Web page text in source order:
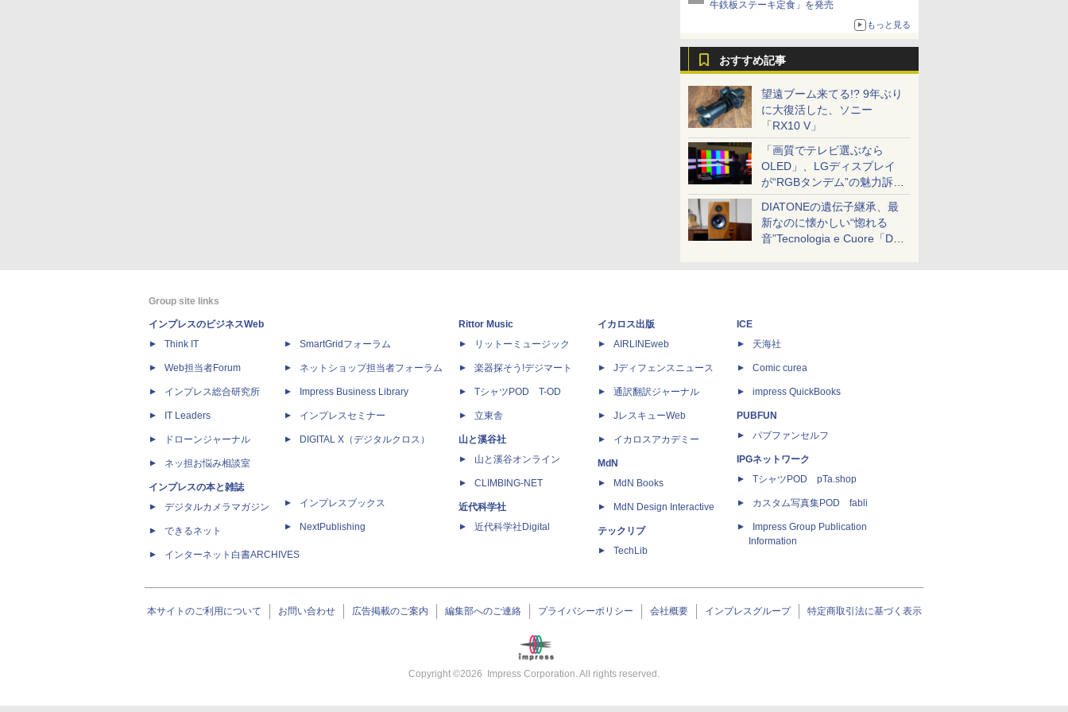
牛鉄板ステーキ定食」を発売
もっと見る
おすすめ記事
望遠ブーム来てる!? 9年ぶり
に大復活した、ソニー
「RX10 V」
「画質でテレビ選ぶなら
OLED」、LGディスプレイ
が“RGBタンデム”の魅力訴
求。液晶とのガチ比較も
DIATONEの遺伝子継承、最
新なのに懐かしい“惚れる
音”Tecnologia e Cuore「DS-
Group site links
インプレスのビジネスWeb
Think IT
Web担当者Forum
インプレス総合研究所
IT Leaders
ドローンジャーナル
ネッ担お悩み相談室
インプレスの本と雑誌
デジタルカメラマガジン
できるネット
インターネット白書ARCHIVES
SmartGridフォーラム
ネットショップ担当者フォーラム
Impress Business Library
インプレスセミナー
DIGITAL X（デジタルクロス）
インプレスブックス
NextPublishing
Rittor Music
リットーミュージック
楽器探そう!デジマート
TシャツPOD T-OD
立東舎
山と溪谷社
山と溪谷オンライン
CLIMBING-NET
近代科学社
近代科学社Digital
イカロス出版
AIRLINEweb
Jディフェンスニュース
通訳翻訳ジャーナル
JレスキューWeb
イカロスアカデミー
MdN
MdN Books
MdN Design Interactive
テックリブ
TechLib
ICE
天海社
Comic curea
impress QuickBooks
PUBFUN
パブファンセルフ
IPGネットワーク
TシャツPOD pTa.shop
カスタム写真集POD fabli
Impress Group Publication
Information
本サイトのご利用について お問い合わせ 広告掲載のご案内 編集部へのご連絡 プライバシーポリシー 会社概要 インプレスグループ 特定商取引法に基づく表示
Copyright ©2026 Impress Corporation. All rights reserved.